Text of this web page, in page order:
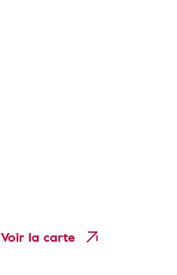
Voir la carte